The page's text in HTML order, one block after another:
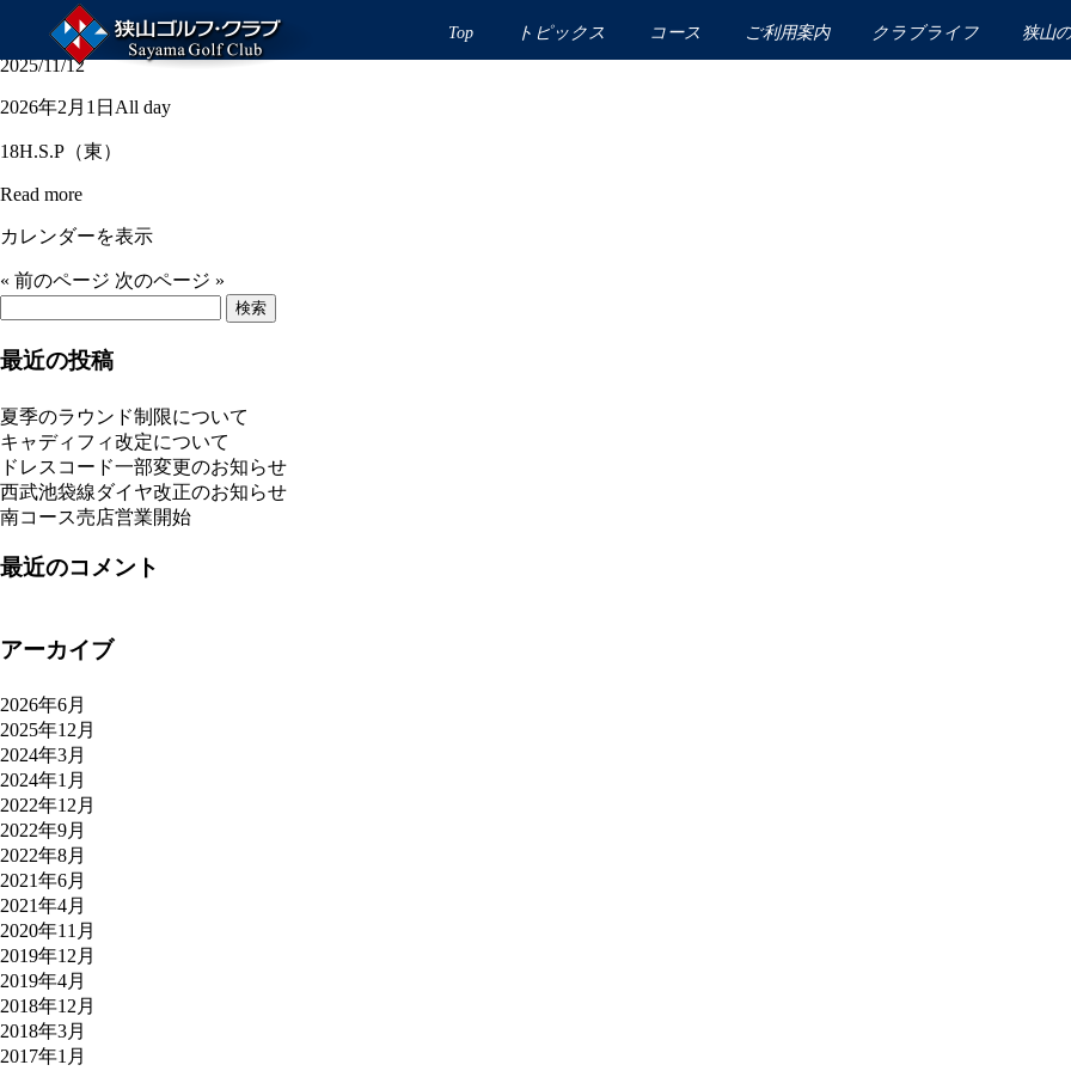
Top トピックス コース ご利用案内 クラブライフ 狭山
月例杯Ｂ
2025/11/12
月
杯
2026年2月1日 All day
18H.S.P（東）
Read more
カレンダーを表示
« 前のページ 次のページ »
最近の投稿
夏季のラウンド制限について
キャディフィ改定について
ドレスコード一部変更のお知らせ
西武池袋線ダイヤ改正のお知らせ
南コース売店営業開始
最近のコメント
アーカイブ
2026年6月
2025年12月
2024年3月
2024年1月
2022年12月
2022年9月
2022年8月
2021年6月
2021年4月
2020年11月
2019年12月
2019年4月
2018年12月
2018年3月
2017年1月